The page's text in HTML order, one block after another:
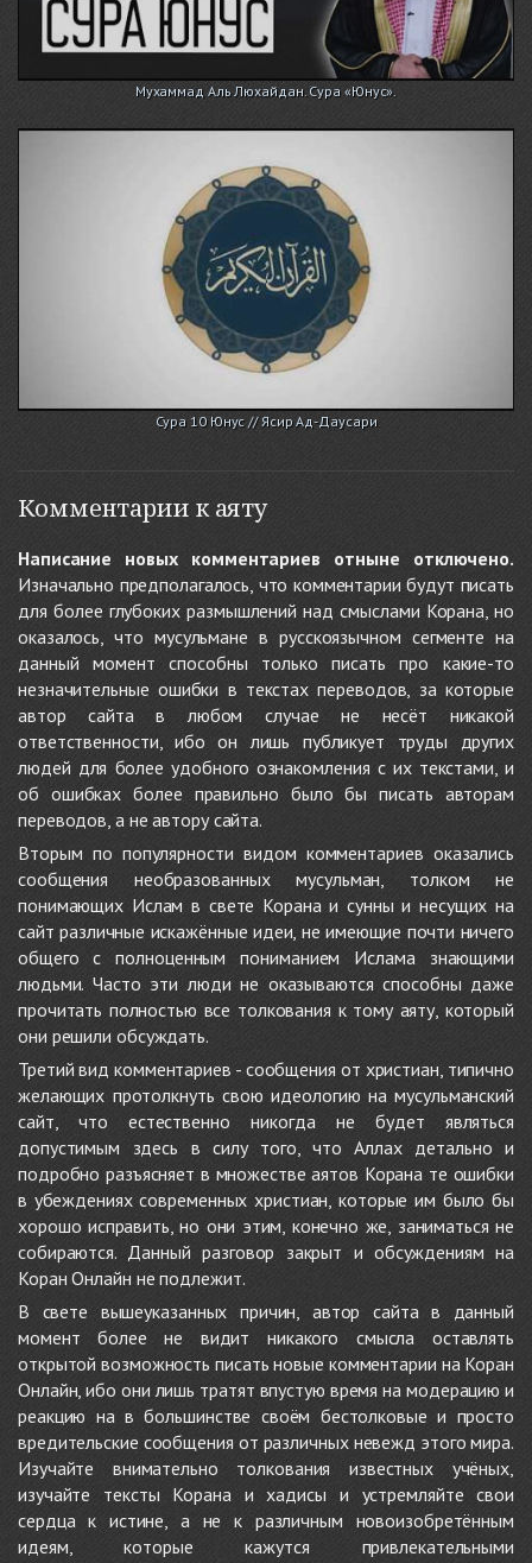
Мухаммад Аль Люхайдан. Сура «Юнус».
Сура 10 Юнус // Ясир Ад-Даусари
Комментарии к аяту
Написание новых комментариев отныне отключено.
Изначально предполагалось, что комментарии будут писать
для более глубоких размышлений над смыслами Корана, но
оказалось, что мусульмане в русскоязычном сегменте на
данный момент способны только писать про какие-то
незначительные ошибки в текстах переводов, за которые
автор сайта в любом случае не несёт никакой
ответственности, ибо он лишь публикует труды других
людей для более удобного ознакомления с их текстами, и
об ошибках более правильно было бы писать авторам
переводов, а не автору сайта.
Вторым по популярности видом комментариев оказались
сообщения необразованных мусульман, толком не
понимающих Ислам в свете Корана и сунны и несущих на
сайт различные искажённые идеи, не имеющие почти ничего
общего с полноценным пониманием Ислама знающими
людьми. Часто эти люди не оказываются способны даже
прочитать полностью все толкования к тому аяту, который
они решили обсуждать.
Третий вид комментариев - сообщения от христиан, типично
желающих протолкнуть свою идеологию на мусульманский
сайт, что естественно никогда не будет являться
допустимым здесь в силу того, что Аллах детально и
подробно разъясняет в множестве аятов Корана те ошибки
в убеждениях современных христиан, которые им было бы
хорошо исправить, но они этим, конечно же, заниматься не
собираются. Данный разговор закрыт и обсуждениям на
Коран Онлайн не подлежит.
В свете вышеуказанных причин, автор сайта в данный
момент более не видит никакого смысла оставлять
открытой возможность писать новые комментарии на Коран
Онлайн, ибо они лишь тратят впустую время на модерацию и
реакцию на в большинстве своём бестолковые и просто
вредительские сообщения от различных невежд этого мира.
Изучайте внимательно толкования известных учёных,
изучайте тексты Корана и хадисы и устремляйте свои
сердца к истине, а не к различным новоизобретённым
идеям, которые кажутся привлекательными